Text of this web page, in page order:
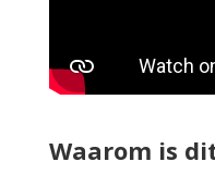
Waarom is